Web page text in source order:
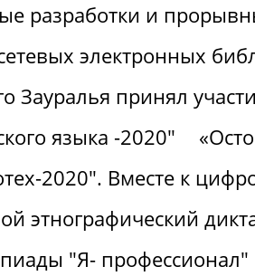
разработки и
электронных
Зауралья принял
языка -2020"
2020". Вместе к
этнографический
"Я- профессионал"